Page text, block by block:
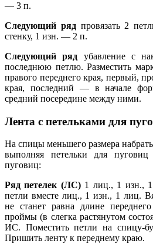
— 3 п.
Следующий рядпровязать 2
стенку, 1 изн. — 2 п.
Следующий ряд убавление с
последнюю петлю. Разместить
правого переднего края, первый,
края, последний — в начале
средний посередине между ними.
Лента с петельками для
На спицы меньшего размера
выполняя петельки для
пуговиц:
Ряд петелек (ЛС)1 лиц., 1 изн., 1
петли вместе лиц., 1 изн., 1 лиц.
не станет равна длине
проймы (в слегка растянутом
ИС. Поместить петли на спицу-
Пришить ленту к переднему краю.